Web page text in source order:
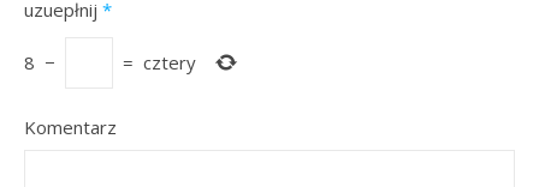
uzuepłnij *
8 − = cztery
Komentarz